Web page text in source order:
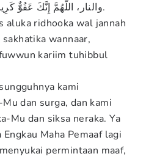
والنار، اللَّهُمَّ إِنَّكَ عَفُوٌّ كَرِيمٌ تُحِبُّ الْعَفْوَ فَاعْفُ عَنِّا.
aluka ridhooka wal jannah
wannaar,
kariim tuhibbul
kami
dan surga, dan kami
Mu dan siksa neraka. Ya
Maha Pemaaf lagi
permintaan maaf,